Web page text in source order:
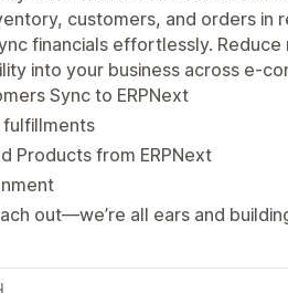
customers, and orders
financials effortlessly.
into your business across e-
Sync to ERPNext
fulfillments
Products from ERPNext
out—we’re all ears and